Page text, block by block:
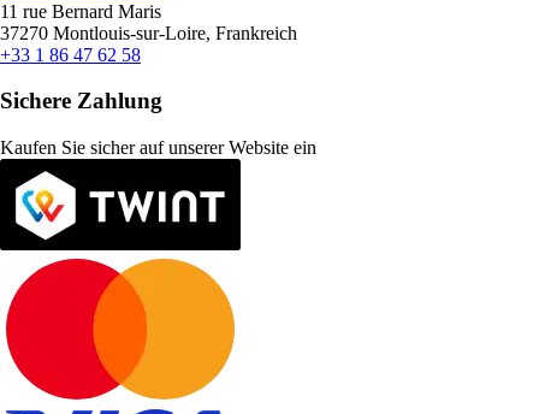
11 rue Bernard Maris
37270 Montlouis-sur-Loire, Frankreich
+33 1 86 47 62 58
Sichere Zahlung
Kaufen Sie sicher auf unserer Website ein